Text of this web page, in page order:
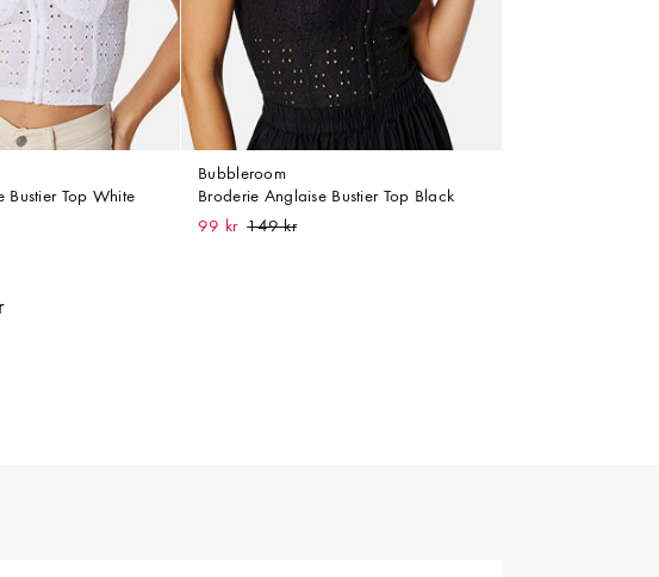
Bustier Top White
Bubbleroom
Broderie Anglaise Bustier Top Black
99 kr